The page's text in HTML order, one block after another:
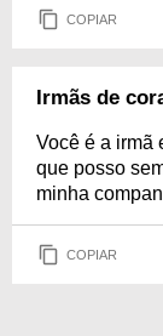
COPIAR
Irmãs de
Você é a irmã
que posso
minha
COPIAR